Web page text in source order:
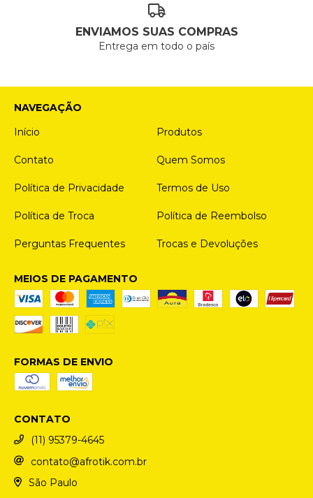
ENVIAMOS SUAS COMPRAS
Entrega em todo o país
NAVEGAÇÃO
Início
Produtos
Contato Quem Somos
Política de Privacidade Termos de Uso
Política de Troca Política de Reembolso
Perguntas Frequentes Trocas e Devoluções
MEIOS DE PAGAMENTO
FORMAS DE ENVIO
CONTATO
(11) 95379-4645
contato@afrotik.com.br
São Paulo